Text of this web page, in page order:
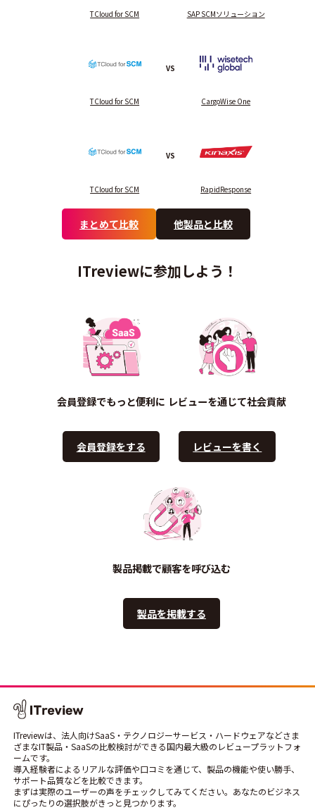
TCloud for SCM SAP SCMソリューション
TCloud for SCM
VS
CargoWise One
TCloud for SCM
VS
RapidResponse
まとめて比較 他製品と比較
ITreviewに参加しよう！
会員登録でもっと便利に
会員登録をする
レビューを通じて社会貢献
レビューを書く
製品掲載で顧客を呼び込む
製品を掲載する
ITreviewは、法人向けSaaS・テクノロジーサービス・ハードウェアなどさま
ざまなIT製品・SaaSの比較検討ができる国内最大級のレビュープラットフォ
ームです。
導入経験者によるリアルな評価や口コミを通じて、製品の機能や使い勝手、
サポート品質などを比較できます。
まずは実際のユーザーの声をチェックしてみてください。あなたのビジネス
にぴったりの選択肢がきっと見つかります。